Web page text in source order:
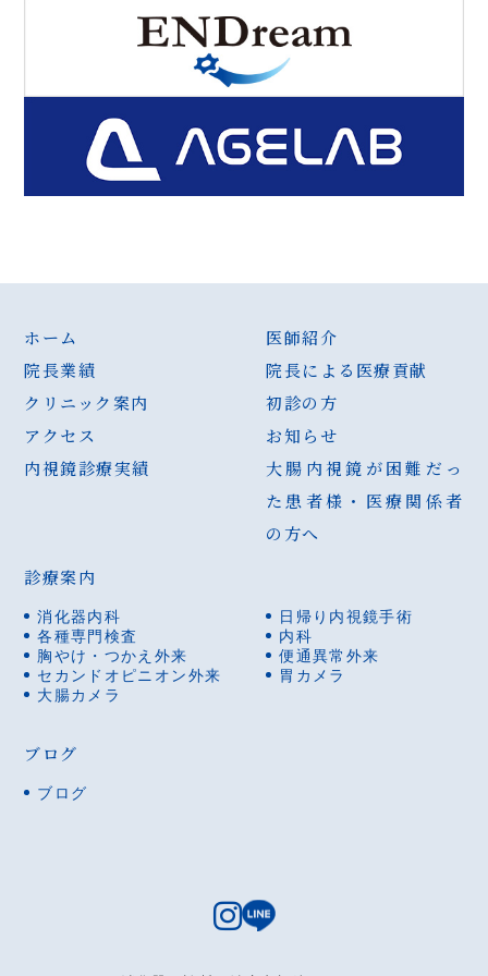
ホーム
医師紹介
院長業績
院長による医療貢献
クリニック案内
初診の方
アクセス
お知らせ
内視鏡診療実績
大腸内視鏡が困難だっ
た患者様・医療関係者
の方へ
診療案内
消化器内科
日帰り内視鏡手術
各種専門検査
内科
胸やけ・つかえ外来
便通異常外来
セカンドオピニオン外来
胃カメラ
大腸カメラ
ブログ
ブログ